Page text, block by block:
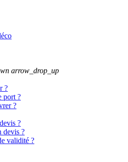
arrow_drop_up
?
port ?
?
?
devis ?
validité ?